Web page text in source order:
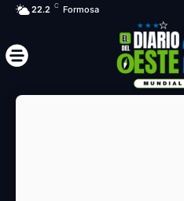
22.2 C Formosa